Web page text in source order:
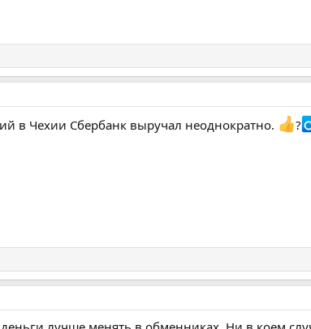
в Чехии Сбербанк выручал неоднократно. ?‍